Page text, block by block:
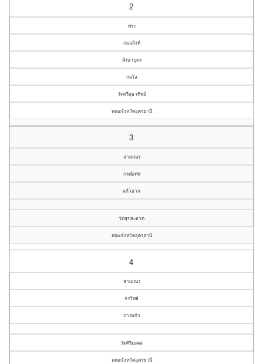
2
พระ
กมลสิงห์
หังษาบุตร
กมโล
วัดศรีสุธาทิพย์
คณะจังหวัดอุดรธานี
3
สามเณร
กรณ์เทพ
แก้วอาจ
วัดสุขสะอาด
คณะจังหวัดอุดรธานี
4
สามเณร
กรวิทย์
การแก้ว
วัดศิริมงคล
คณะจังหวัดอุดรธานี